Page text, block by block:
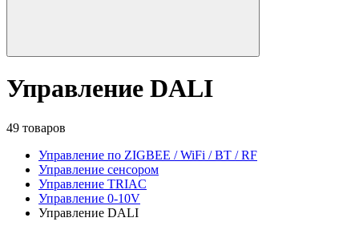
Управление DALI
49 товаров
Управление по ZIGBEE / WiFi / BT / RF
Управление сенсором
Управление TRIAC
Управление 0-10V
Управление DALI